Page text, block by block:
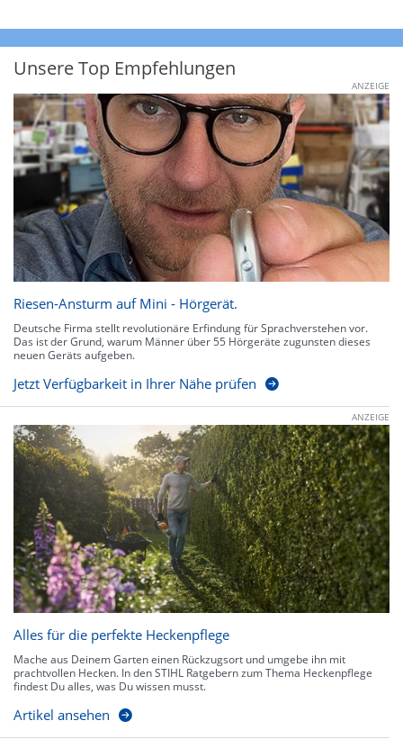
Unsere Top Empfehlungen
ANZEIGE
Riesen-Ansturm auf Mini - Hörgerät.
Deutsche Firma stellt revolutionäre Erfindung für Sprachverstehen vor.
Das ist der Grund, warum Männer über 55 Hörgeräte zugunsten dieses
neuen Geräts aufgeben.
Jetzt Verfügbarkeit in Ihrer Nähe prüfen
ANZEIGE
Alles für die perfekte Heckenpflege
Mache aus Deinem Garten einen Rückzugsort und umgebe ihn mit
prachtvollen Hecken. In den STIHL Ratgebern zum Thema Heckenpflege
findest Du alles, was Du wissen musst.
Artikel ansehen